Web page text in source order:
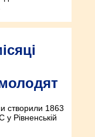
створили 1863
у Рівненській